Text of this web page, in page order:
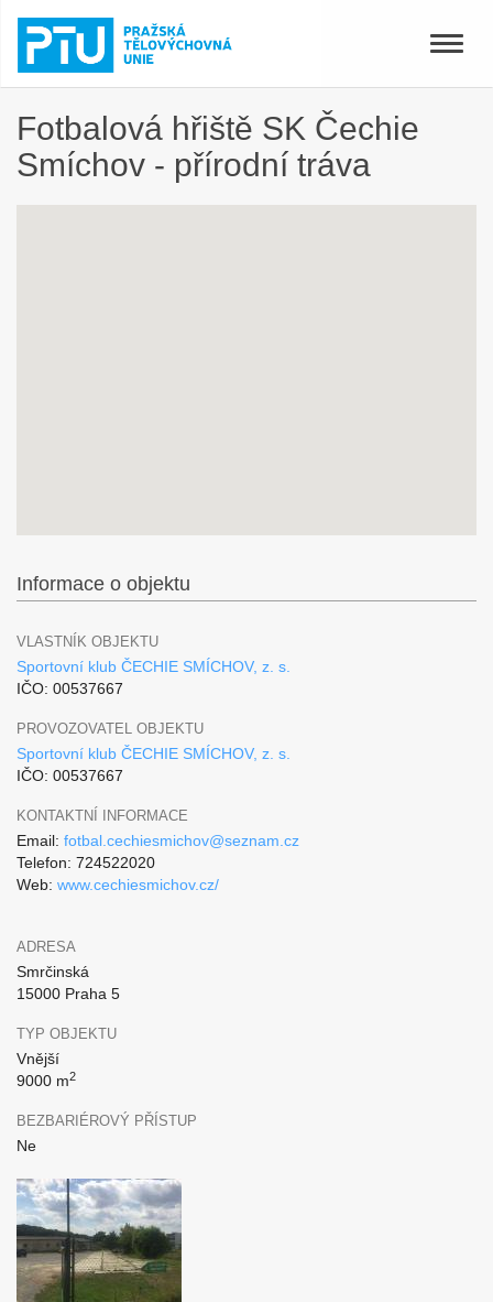
Toggle
Fotbalová hřiště SK Čechie
Smíchov - přírodní tráva
Informace o objektu
VLASTNÍK OBJEKTU
Sportovní klub ČECHIE SMÍCHOV, z. s.
IČO: 00537667
PROVOZOVATEL OBJEKTU
Sportovní klub ČECHIE SMÍCHOV, z. s.
IČO: 00537667
KONTAKTNÍ INFORMACE
Email: fotbal.cechiesmichov@seznam.cz
Telefon: 724522020
Web: www.cechiesmichov.cz/
ADRESA
Smrčinská
15000 Praha 5
TYP OBJEKTU
Vnější
9000 m2
BEZBARIÉROVÝ PŘÍSTUP
Ne